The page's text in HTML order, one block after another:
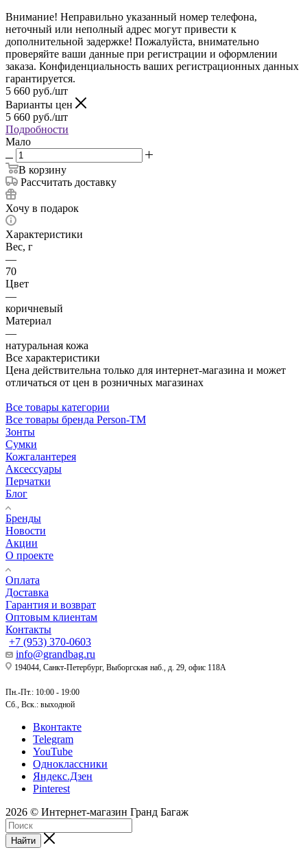
Внимание! Неправильно указанный номер телефона,
неточный или неполный адрес могут привести к
дополнительной задержке! Пожалуйста, внимательно
проверяйте ваши данные при регистрации и оформлении
заказа. Конфиденциальность ваших регистрационных данных
гарантируется.
5 660 руб./шт
Варианты цен
5 660 руб./шт
Подробности
Мало
В корзину
Рассчитать доставку
Хочу в подарок
Характеристики
Вес, г
—
70
Цвет
—
коричневый
Материал
—
натуральная кожа
Все характеристики
Цена действительна только для интернет-магазина и может
отличаться от цен в розничных магазинах
Все товары категории
Все товары бренда Person-TM
Зонты
Сумки
Кожгалантерея
Аксессуары
Перчатки
Блог
Бренды
Новости
Акции
О проекте
Оплата
Доставка
Гарантия и возврат
Оптовым клиентам
Контакты
+7 (953) 370-0603
info@grandbag.ru
194044, Санкт-Петербург, Выборгская наб., д. 29, офис 118А
Пн.-Пт.: 10:00 - 19:00
Сб., Вск.: выходной
Вконтакте
Telegram
YouTube
Одноклассники
Яндекс.Дзен
Pinterest
2026 © Интернет-магазин Гранд Багаж
Найти